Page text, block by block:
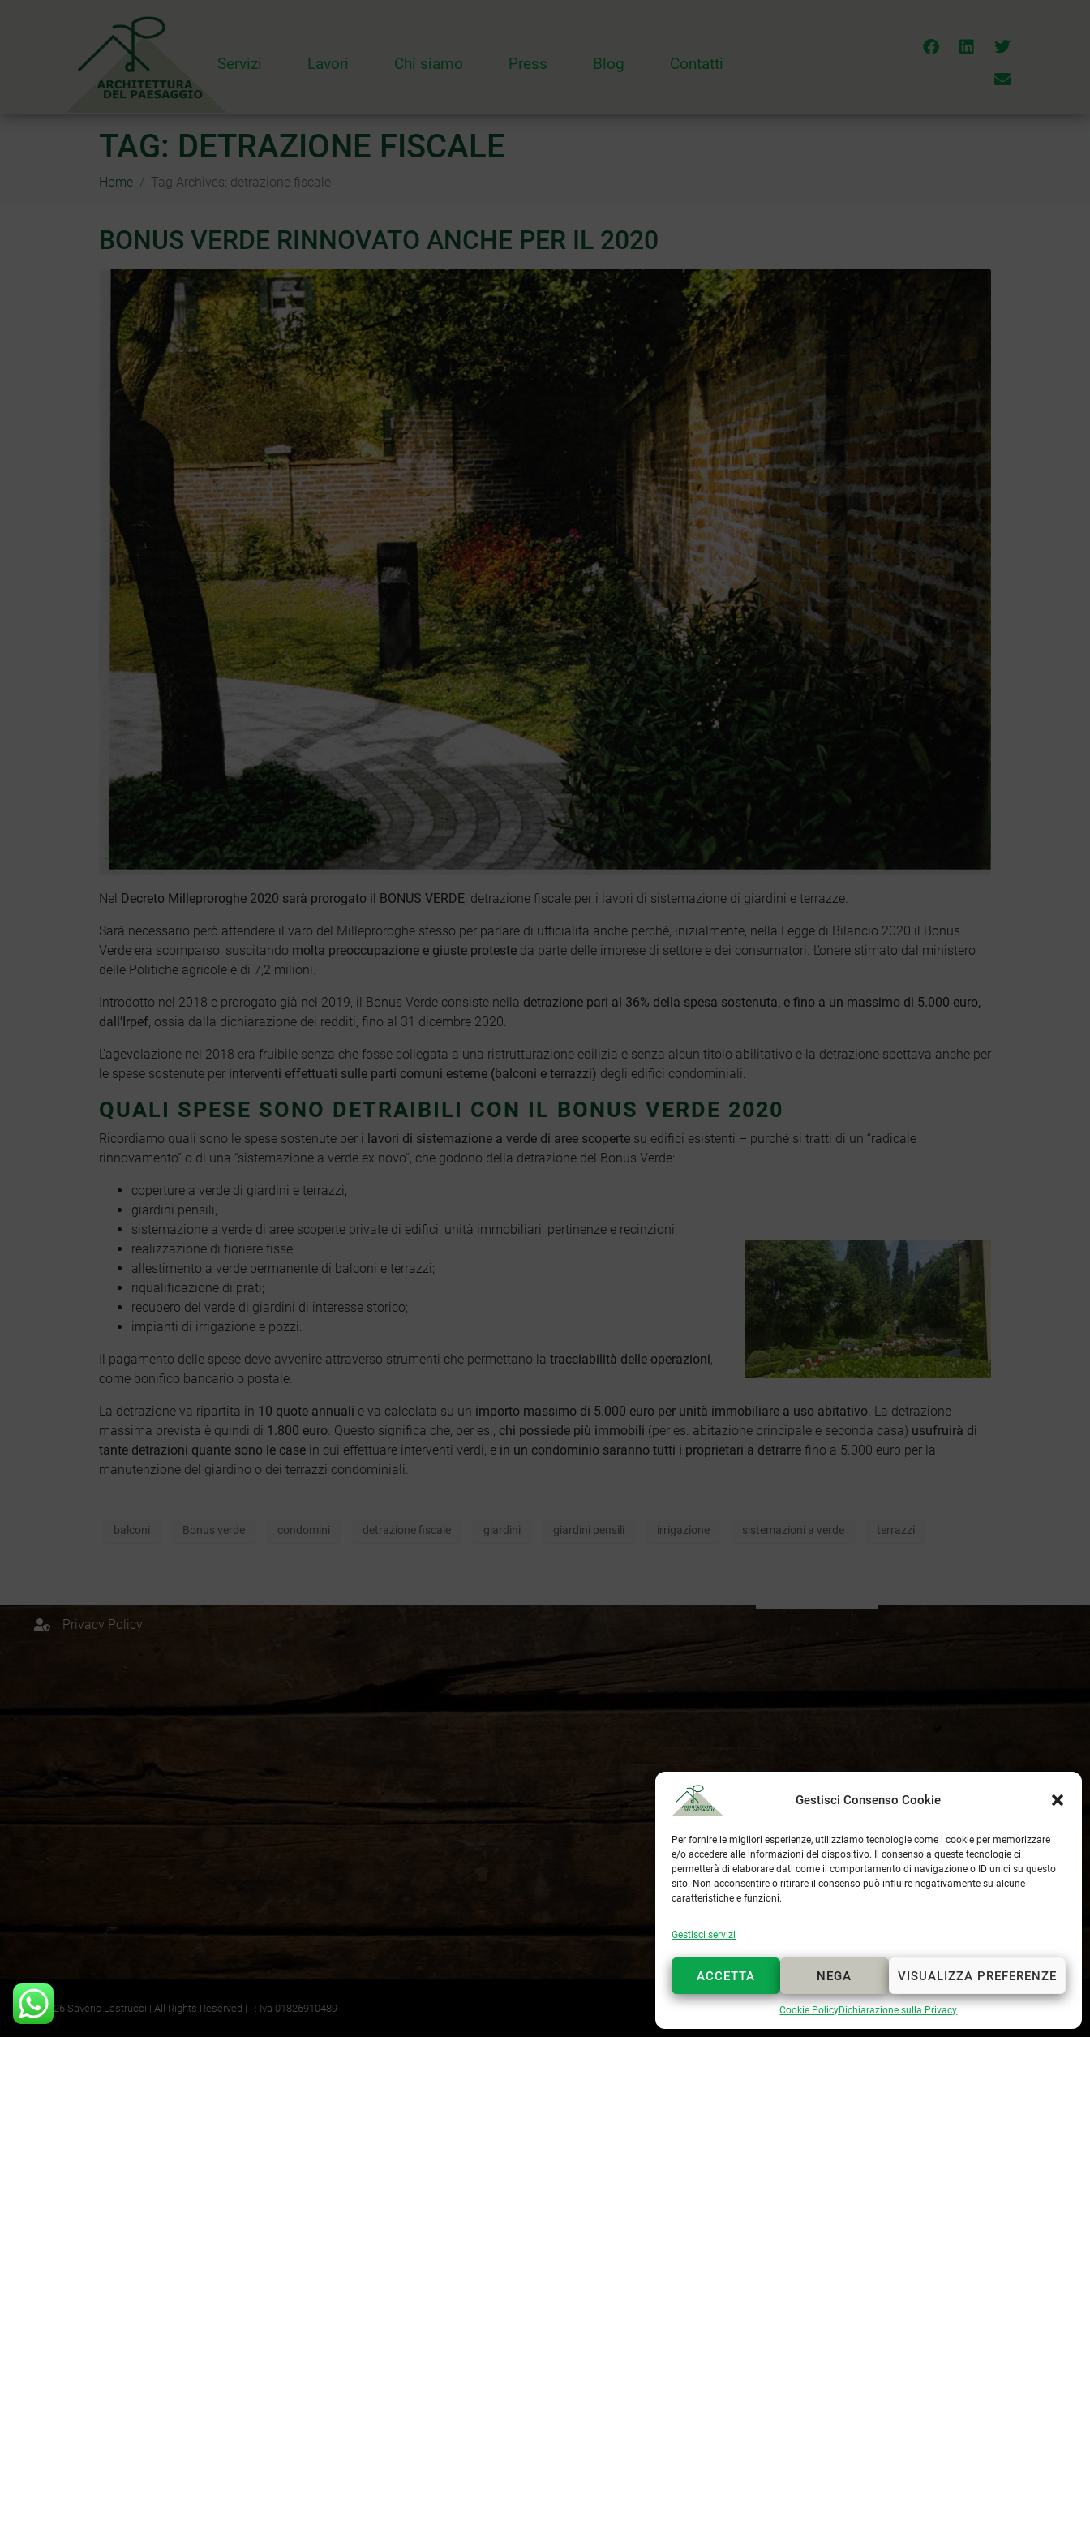
Gestisci Consenso Cookie
Per fornire le migliori esperienze, utilizziamo tecnologie come i cookie per memorizzare
e/o accedere alle informazioni del dispositivo. Il consenso a queste tecnologie ci
permetterà di elaborare dati come il comportamento di navigazione o ID unici su questo
sito. Non acconsentire o ritirare il consenso può influire negativamente su alcune
caratteristiche e funzioni.
Gestisci servizi
ACCETTA NEGA VISUALIZZA PREFERENZE
Cookie PolicyDichiarazione sulla Privacy
Servizi Lavori Chi siamo Press Blog Contatti
TAG: DETRAZIONE FISCALE
Home Tag Archives: detrazione fiscale
BONUS VERDE RINNOVATO ANCHE PER IL 2020
Nel Decreto Milleproroghe 2020 sarà prorogato il BONUS VERDE, detrazione fiscale per i lavori di sistemazione di giardini e terrazze.
Sarà necessario però attendere il varo del Milleproroghe stesso per parlare di ufficialità anche perchè, inizialmente, nella Legge di Bilancio 2020 il Bonus
Verde era scomparso, suscitando molta preoccupazione e giuste proteste da parte delle imprese di settore e dei consumatori. L’onere stimato dal ministero
delle Politiche agricole è di 7,2 milioni.
Introdotto nel 2018 e prorogato già nel 2019, il Bonus Verde consiste nella detrazione pari al 36% della spesa sostenuta, e fino a un massimo di 5.000 euro,
dall’Irpef, ossia dalla dichiarazione dei redditi, fino al 31 dicembre 2020.
L’agevolazione nel 2018 era fruibile senza che fosse collegata a una ristrutturazione edilizia e senza alcun titolo abilitativo e la detrazione spettava anche per
le spese sostenute per interventi effettuati sulle parti comuni esterne (balconi e terrazzi) degli edifici condominiali.
QUALI SPESE SONO DETRAIBILI CON IL BONUS VERDE 2020
Ricordiamo quali sono le spese sostenute per i lavori di sistemazione a verde di aree scoperte su edifici esistenti – purché si tratti di un “radicale
rinnovamento” o di una “sistemazione a verde ex novo”, che godono della detrazione del Bonus Verde:
coperture a verde di giardini e terrazzi,
giardini pensili,
sistemazione a verde di aree scoperte private di edifici, unità immobiliari, pertinenze e recinzioni;
realizzazione di fioriere fisse;
allestimento a verde permanente di balconi e terrazzi;
riqualificazione di prati;
recupero del verde di giardini di interesse storico;
impianti di irrigazione e pozzi.
Il pagamento delle spese deve avvenire attraverso strumenti che permettano la tracciabilità delle operazioni,
come bonifico bancario o postale.
La detrazione va ripartita in 10 quote annuali e va calcolata su un importo massimo di 5.000 euro per unità immobiliare a uso abitativo . La detrazione
massima prevista è quindi di 1.800 euro . Questo significa che, per es., chi possiede più immobili (per es. abitazione principale e seconda casa) usufruirà di
tante detrazioni quante sono le case in cui effettuare interventi verdi, e in un condominio saranno tutti i proprietari a detrarre fino a 5.000 euro per la
manutenzione del giardino o dei terrazzi condominiali.
balconi Bonus verde condomini detrazione fiscale giardini giardini pensili irrigazione sistemazioni a verde terrazzi
CONTATTACI
+39 329 6112958
s.lastrucci@pec.epap.it
Privacy Policy
STUDIO ADP
Lavori
INQUADRA IL QR CODE !
©2026 Saverio Lastrucci | All Rights Reserved | P. Iva 01826910489
WebmasterLapo Cerchiai